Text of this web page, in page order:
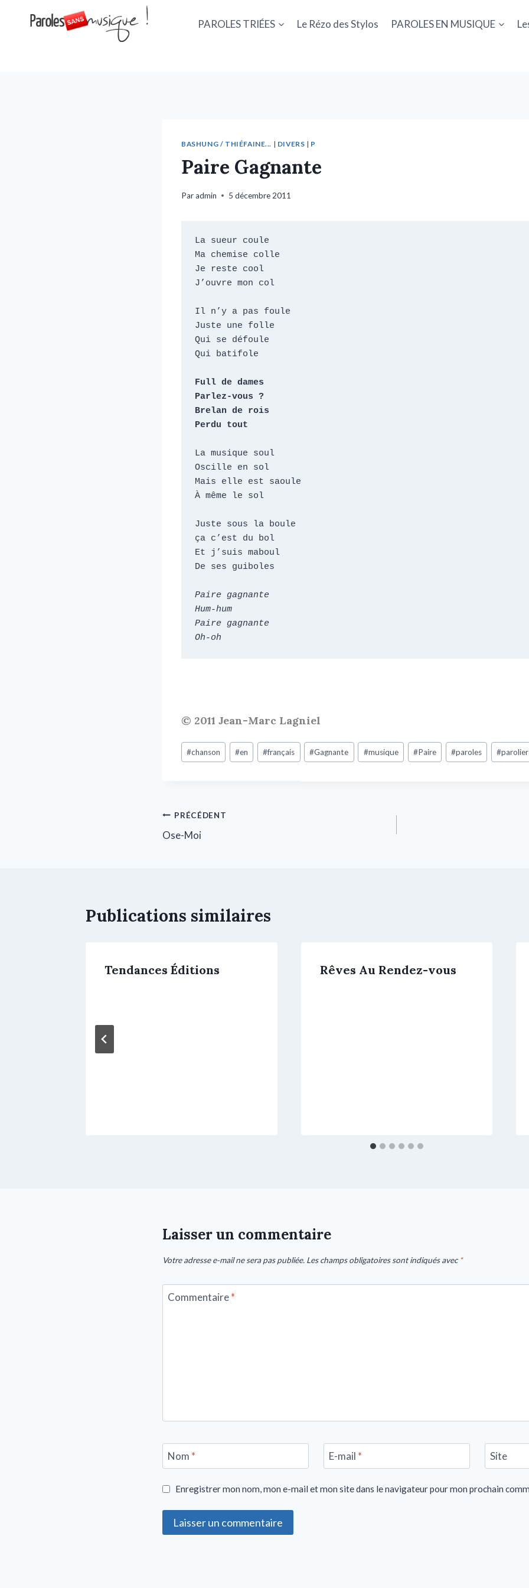
PAROLES TRIÉES Le Rézo des Stylos PAROLES EN MUSIQUE
BASHUNG / THIÉFAINE... | DIVERS | P
Paire Gagnante
Paradmin 5 décembre 2011
La sueur coule
Ma chemise colle
Je reste cool
J’ouvre mon col
Il n’y a pas foule
Juste une folle
Qui se défoule
Qui batifole
Full de dames
Parlez-vous ?
Brelan de rois
Perdu tout
La musique soul
Oscille en sol
Mais elle est saoule
À même le sol
Juste sous la boule
ça c’est du bol
Et j’suis maboul
De ses guiboles
Paire gagnante
Hum-hum
Paire gagnante
Oh-oh
© 2011 Jean-Marc Lagniel
#chanson #en #français #Gagnante #musique #Paire #paroles #parolier
PRÉCÉDENT
Ose-Moi
Publications similaires
Tendances Éditions Rêves Au Rendez-vous
Laisser un commentaire
Votre adresse e-mail ne sera pas publiée. Les champs obligatoires sont indiqués avec*
Commentaire*
Nom * E-mail * Site
Enregistrer mon nom, mon e-mail et mon site dans le navigateur pour mon prochain